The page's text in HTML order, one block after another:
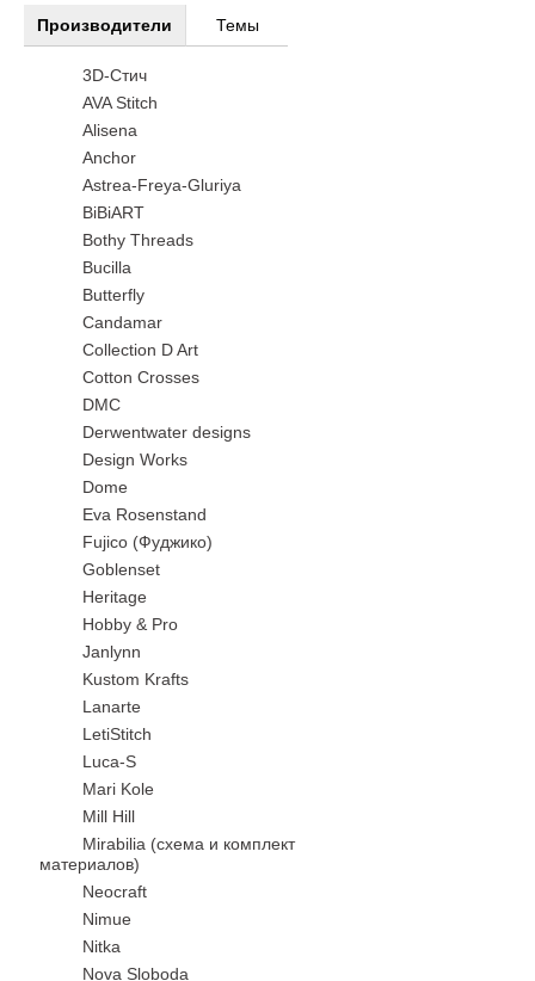
Производители Темы
3D-Стич
AVA Stitch
Alisena
Anchor
Astrea-Freya-Gluriya
BiBiART
Bothy Threads
Bucilla
Butterfly
Candamar
Collection D Art
Cotton Crosses
DMC
Derwentwater designs
Design Works
Dome
Eva Rosenstand
Fujico (Фуджико)
Goblenset
Heritage
Hobby & Pro
Janlynn
Kustom Krafts
Lanarte
LetiStitch
Luca-S
Mari Kole
Mill Hill
Mirabilia (схема и комплект
материалов)
Neocraft
Nimue
Nitka
Nova Sloboda